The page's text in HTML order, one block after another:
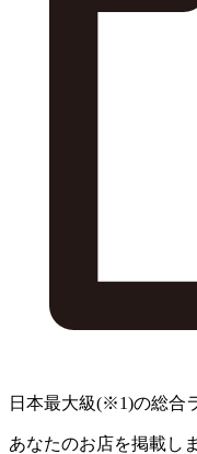
日本最大級(※1)の総合
あなたのお店を掲載し